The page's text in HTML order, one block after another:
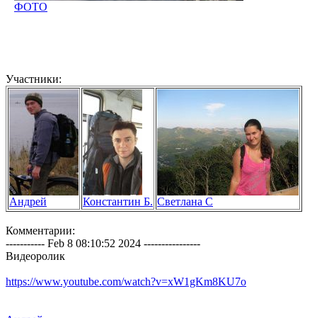
ФОТО
Участники:
Андрей Константин Б. Светлана С
Комментарии:
----------- Feb 8 08:10:52 2024 ----------------
Видеоролик
https://www.youtube.com/watch?v=xW1gKm8KU7o